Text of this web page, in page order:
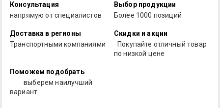
Консультация
напрямую от специалистов
Выбор продукции
Более 1000 позиций
Доставка в регионы
Транспортными компаниями
Скидки и акции
Покупайте отличный товар
по низкой цене
Поможем подобрать
выберем наилучший
вариант